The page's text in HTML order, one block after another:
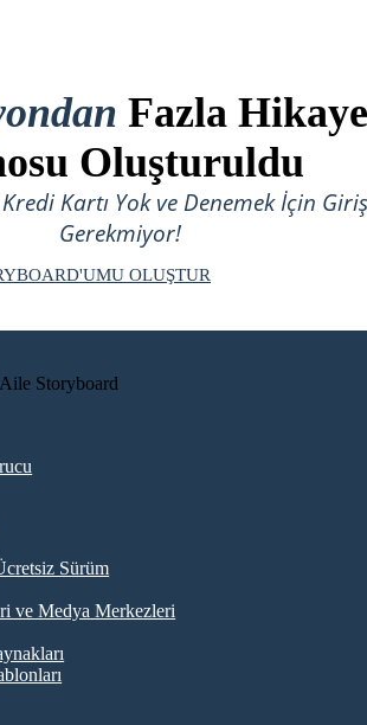
Fazla Hikaye
Oluşturuldu
Kartı Yok ve Denemek İçin Giriş
Gerekmiyor!
OLUŞTUR
Sürüm
ve Medya Merkezleri